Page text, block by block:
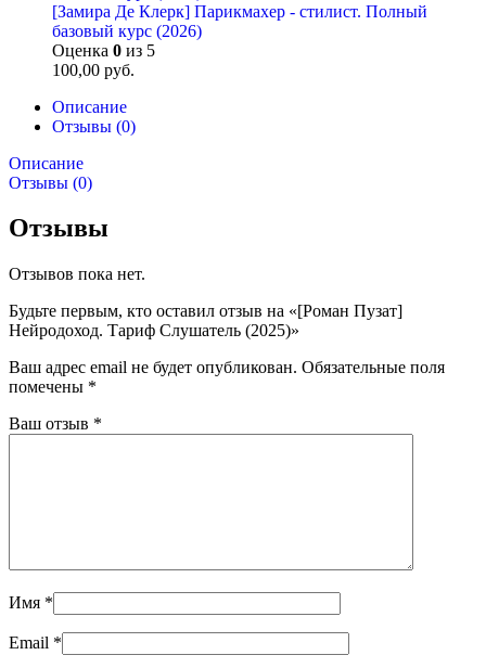
[Замира Де Клерк] Парикмахер - стилист. Полный
базовый курс (2026)
Оценка 0 из 5
100,00 руб.
Описание
Отзывы (0)
Описание
Отзывы (0)
Отзывы
Отзывов пока нет.
Будьте первым, кто оставил отзыв на «[Роман Пузат]
Нейродоход. Тариф Слушатель (2025)»
Ваш адрес email не будет опубликован. Обязательные поля
помечены *
Ваш отзыв *
Имя *
Email *